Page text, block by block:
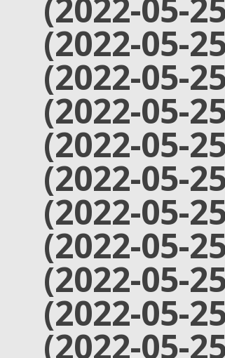
(2022-05-
(2022-05-
(2022-05-
(2022-05-
(2022-05-
(2022-05-
(2022-05-
(2022-05-
(2022-05-
(2022-05-
(2022-05-